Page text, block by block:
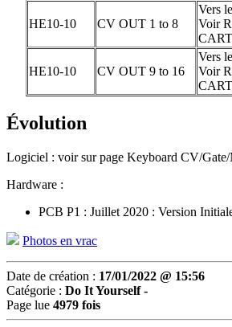
HE10-10 CV OUT 1 to 8
Vers
Voir
HE10-10 CV OUT 9 to 16
Vers
Voir
Évolution
Logiciel : voir sur page Keyboard CV/
Hardware :
PCB P1 : Juillet 2020 : Version
Photos en vrac
Date de création : 17/01/2022 @ 15:56
Catégorie : Do It Yourself -
Page lue 4979 fois